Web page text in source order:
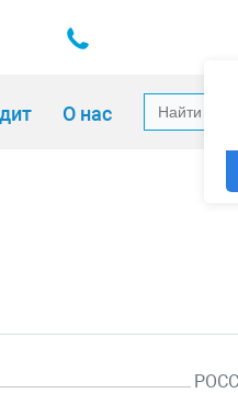
О нас